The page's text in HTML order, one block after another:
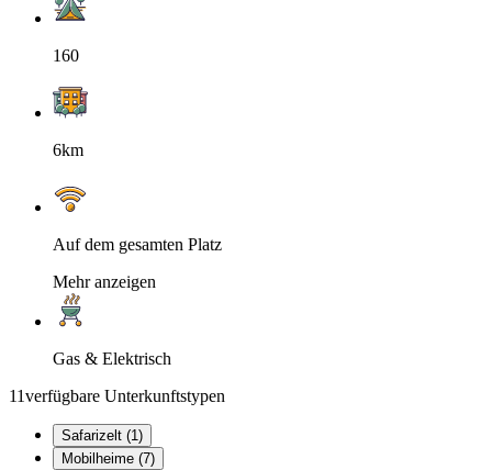
160
6km
Auf dem gesamten Platz
Mehr anzeigen
Gas & Elektrisch
11verfügbare Unterkunftstypen
Safarizelt (1)
Mobilheime (7)